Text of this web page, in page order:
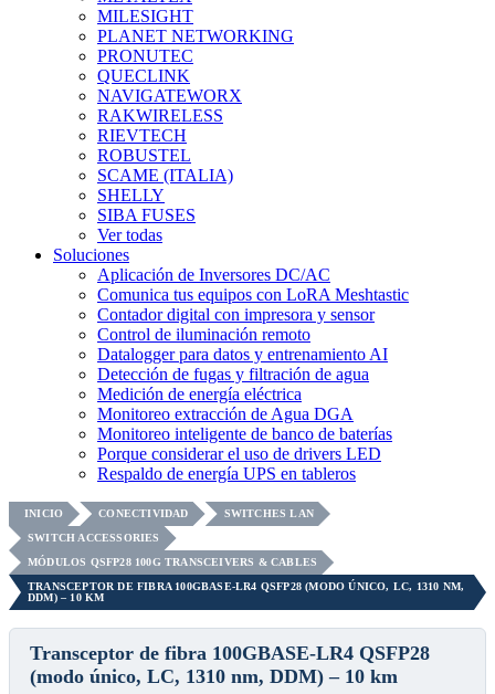
MILESIGHT
PLANET NETWORKING
PRONUTEC
QUECLINK
NAVIGATEWORX
RAKWIRELESS
RIEVTECH
ROBUSTEL
SCAME (ITALIA)
SHELLY
SIBA FUSES
Ver todas
Soluciones
Aplicación de Inversores DC/AC
Comunica tus equipos con LoRA Meshtastic
Contador digital con impresora y sensor
Control de iluminación remoto
Datalogger para datos y entrenamiento AI
Detección de fugas y filtración de agua
Medición de energía eléctrica
Monitoreo extracción de Agua DGA
Monitoreo inteligente de banco de baterías
Porque considerar el uso de drivers LED
Respaldo de energía UPS en tableros
INICIO CONECTIVIDAD
SWITCHES LAN
SWITCH ACCESSORIES
MÓDULOS QSFP28 100G TRANSCEIVERS & CABLES
TRANSCEPTOR DE FIBRA 100GBASE-LR4 QSFP28 (MODO ÚNICO, LC, 1310 NM,
DDM) – 10 KM
Transceptor de fibra 100GBASE-LR4 QSFP28
(modo único, LC, 1310 nm, DDM) – 10 km